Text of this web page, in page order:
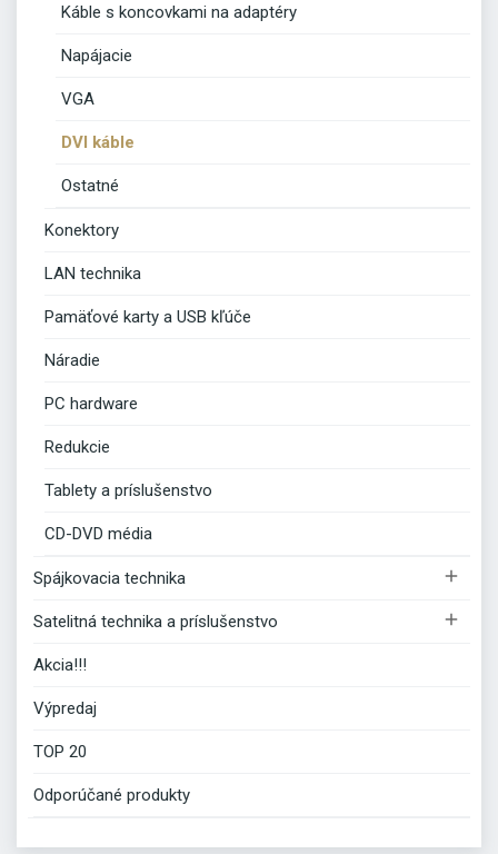
Káble s koncovkami na adaptéry
Napájacie
VGA
DVI káble
Ostatné
Konektory
LAN technika
Pamäťové karty a USB kľúče
Náradie
PC hardware
Redukcie
Tablety a príslušenstvo
CD-DVD média
Spájkovacia technika 
Satelitná technika a príslušenstvo 
Akcia!!!
Výpredaj
TOP 20
Odporúčané produkty